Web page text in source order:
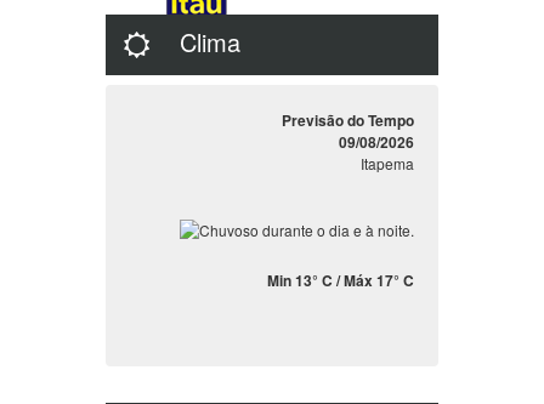
Clima
Previsão do Tempo
09/08/2026
Itapema
Min 13° C / Máx 17° C